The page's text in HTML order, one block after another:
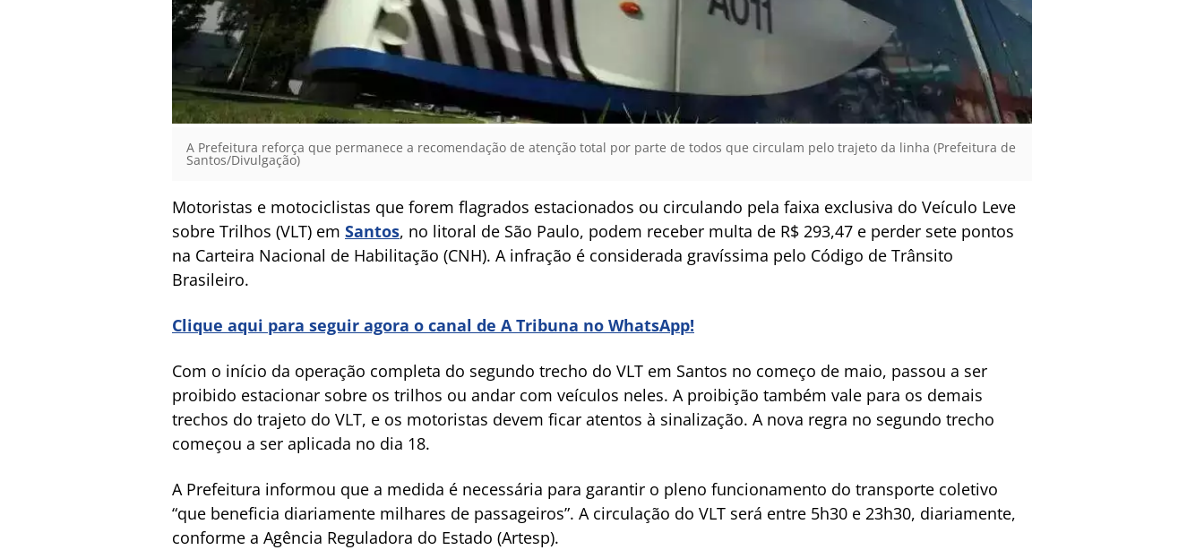
A Prefeitura reforça que permanece a recomendação de atenção total por parte de todos que circulam pelo trajeto da linha (Prefeitura de
Santos/Divulgação)
Motoristas e motociclistas que forem flagrados estacionados ou circulando pela faixa exclusiva do Veículo Leve
sobre Trilhos (VLT) em Santos, no litoral de São Paulo, podem receber multa de R$ 293,47 e perder sete pontos
na Carteira Nacional de Habilitação (CNH). A infração é considerada gravíssima pelo Código de Trânsito
Brasileiro.
Clique aqui para seguir agora o canal de A Tribuna no WhatsApp!
Com o início da operação completa do segundo trecho do VLT em Santos no começo de maio, passou a ser
proibido estacionar sobre os trilhos ou andar com veículos neles. A proibição também vale para os demais
trechos do trajeto do VLT, e os motoristas devem ficar atentos à sinalização. A nova regra no segundo trecho
começou a ser aplicada no dia 18.
A Prefeitura informou que a medida é necessária para garantir o pleno funcionamento do transporte coletivo
“que beneficia diariamente milhares de passageiros”. A circulação do VLT será entre 5h30 e 23h30, diariamente,
conforme a Agência Reguladora do Estado (Artesp).